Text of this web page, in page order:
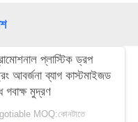
প্লাস্টিক ড্রপ
আবর্জনা ব্যাগ কাস্টমাইজড
গবাক্ষ মুদ্রণ
MOQ:কোনটাতে